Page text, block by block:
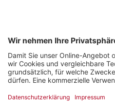
Tél.
+41 58 136 40 00
Nous suivre sur les réseaux sociaux
YouTube